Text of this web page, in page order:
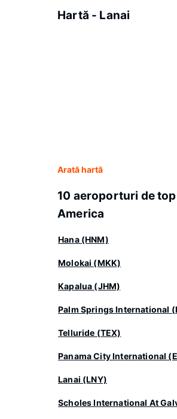
Hartă - Lanai
Arată hartă
10 aeroporturi de
America
Hana (HNM)
Molokai (MKK)
Kapalua (JHM)
Palm Springs International
Telluride (TEX)
Panama City International
Lanai (LNY)
Scholes International At